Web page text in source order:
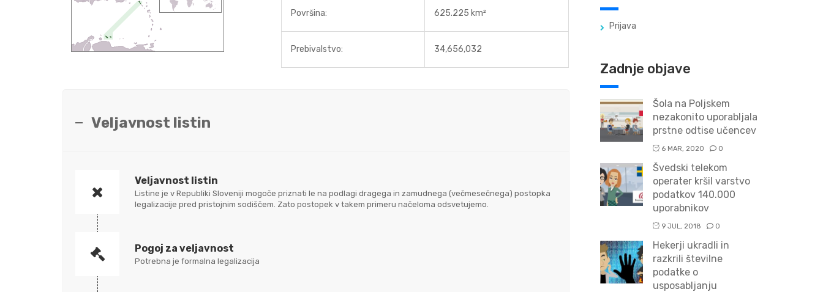
Površina: 625.225 km²
Prebivalstvo: 34,656,032
Veljavnost listin
Veljavnost listin
Listine je v Republiki Sloveniji mogoče priznati le na podlagi dragega in zamudnega (večmesečnega) postopka
legalizacije pred pristojnim sodiščem. Zato postopek v takem primeru načeloma odsvetujemo.
Pogoj za veljavnost
Potrebna je formalna legalizacija
Prijava
Zadnje objave
Šola na Poljskem
nezakonito uporabljala
prstne odtise učencev
6 MAR, 2020 0
Švedski telekom
operater kršil varstvo
podatkov 140.000
uporabnikov
9 JUL, 2018 0
Hekerji ukradli in
razkrili številne
podatke o
usposabljanju